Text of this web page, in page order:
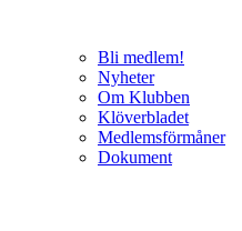
Bli medlem!
Nyheter
Om Klubben
Klöverbladet
Medlemsförmåner
Dokument